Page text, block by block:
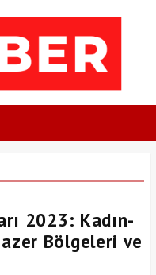
2023: Kadın-
Bölgeleri ve